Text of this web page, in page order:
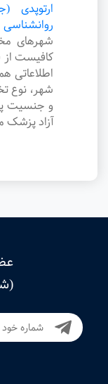
ارتوپدی
روانشناسی
شهرهای
کافیست
اطلاعاتی
شهر،
و جنسیت
آزاد پزشک